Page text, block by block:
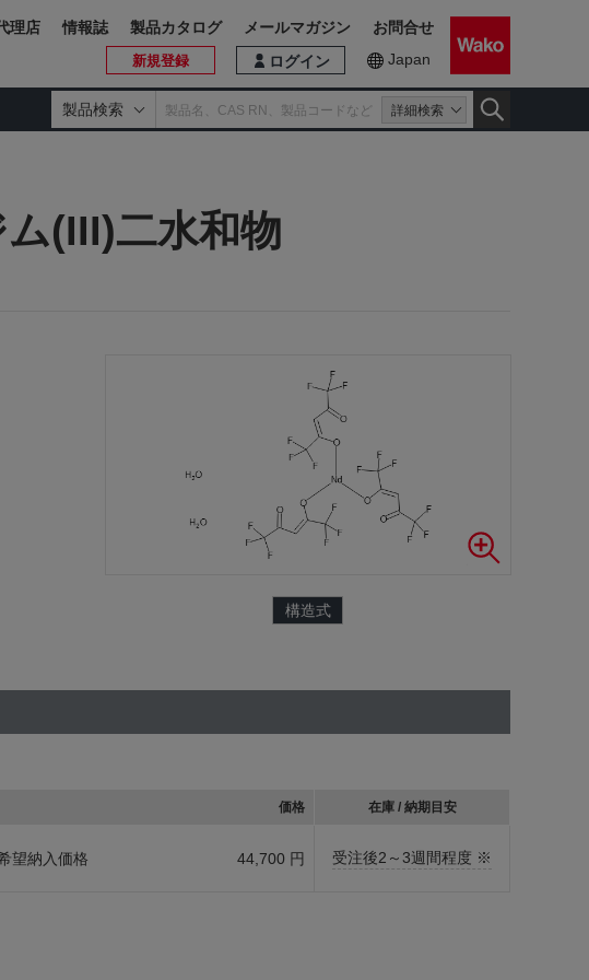
製品検索 詳細検索
ログイン
新規登録 Japan
理店 情報誌 製品カタログ メールマガジン お問合せ
(III)二水和物
構造式
価格 在庫 / 納期目安
望納入価格 44,700 円 受注後2～3週間程度 ※